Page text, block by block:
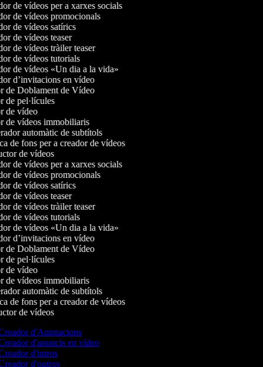
de vídeos per a xarxes socials
de vídeos promocionals
de vídeos satírics
de vídeos teaser
de vídeos tràiler teaser
de vídeos tutorials
de vídeos «Un dia a la vida»
d’invitacions en vídeo
de Doblament de Vídeo
pel·lícules
de vídeo
de vídeos immobiliaris
automàtic de subtítols
de fons per a creador de vídeos
de vídeos
de vídeos per a xarxes socials
de vídeos promocionals
de vídeos satírics
de vídeos teaser
de vídeos tràiler teaser
de vídeos tutorials
de vídeos «Un dia a la vida»
d’invitacions en vídeo
de Doblament de Vídeo
pel·lícules
de vídeo
de vídeos immobiliaris
automàtic de subtítols
de fons per a creador de vídeos
de vídeos
d'Animacions
d'anuncis en vídeo
d'intros
d'outros